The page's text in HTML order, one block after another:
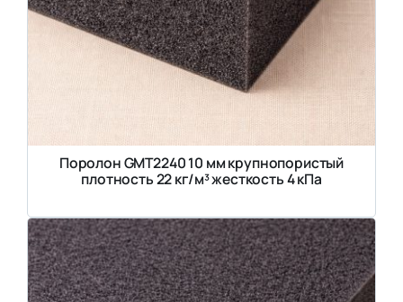
Поролон GMT2240 10 мм крупнопористый
плотность 22 кг/м³ жесткость 4 кПа